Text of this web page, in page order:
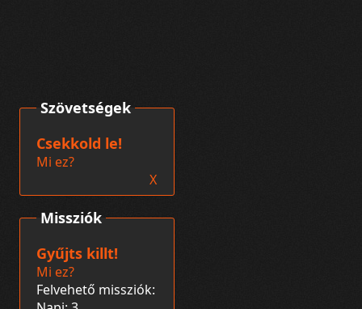
Missziók
Gyűjts killt!
Mi ez?
Felvehető missziók:
Szövetségek
Csekkold le!
Mi ez?
X